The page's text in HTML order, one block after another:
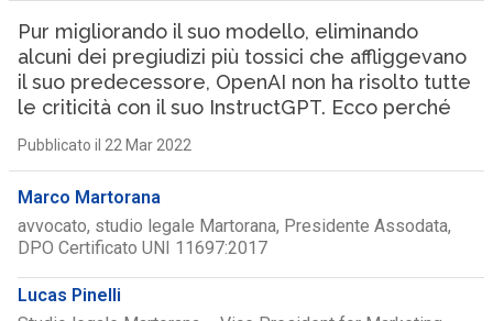
Pur migliorando il suo modello, eliminando
alcuni dei pregiudizi più tossici che affliggevano
il suo predecessore, OpenAI non ha risolto tutte
le criticità con il suo InstructGPT. Ecco perché
Pubblicato il 22 Mar 2022
Marco Martorana
avvocato, studio legale Martorana, Presidente Assodata,
DPO Certificato UNI 11697:2017
Lucas Pinelli